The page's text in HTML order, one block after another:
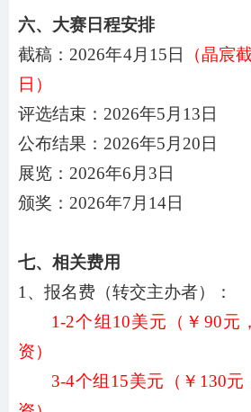
六、大赛日程安排
截稿：2026年4月 15 日 （晶宸
日）
评选结束： 2026年5月 13 日
公布结果： 2026年5月 20 日
展览： 2026年6月 3 日
颁奖： 2026年7月 14日
七、相关费用
1、报名费（转交主办者）：
1-2个组 10美元 （￥ 90元
资）
3-4个组 15美元 （￥ 130元